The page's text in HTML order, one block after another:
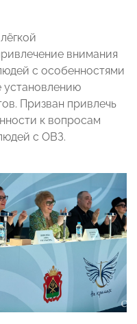
внимания
с особенностями
установлению
Призван привлечь
к вопросам
с ОВЗ.